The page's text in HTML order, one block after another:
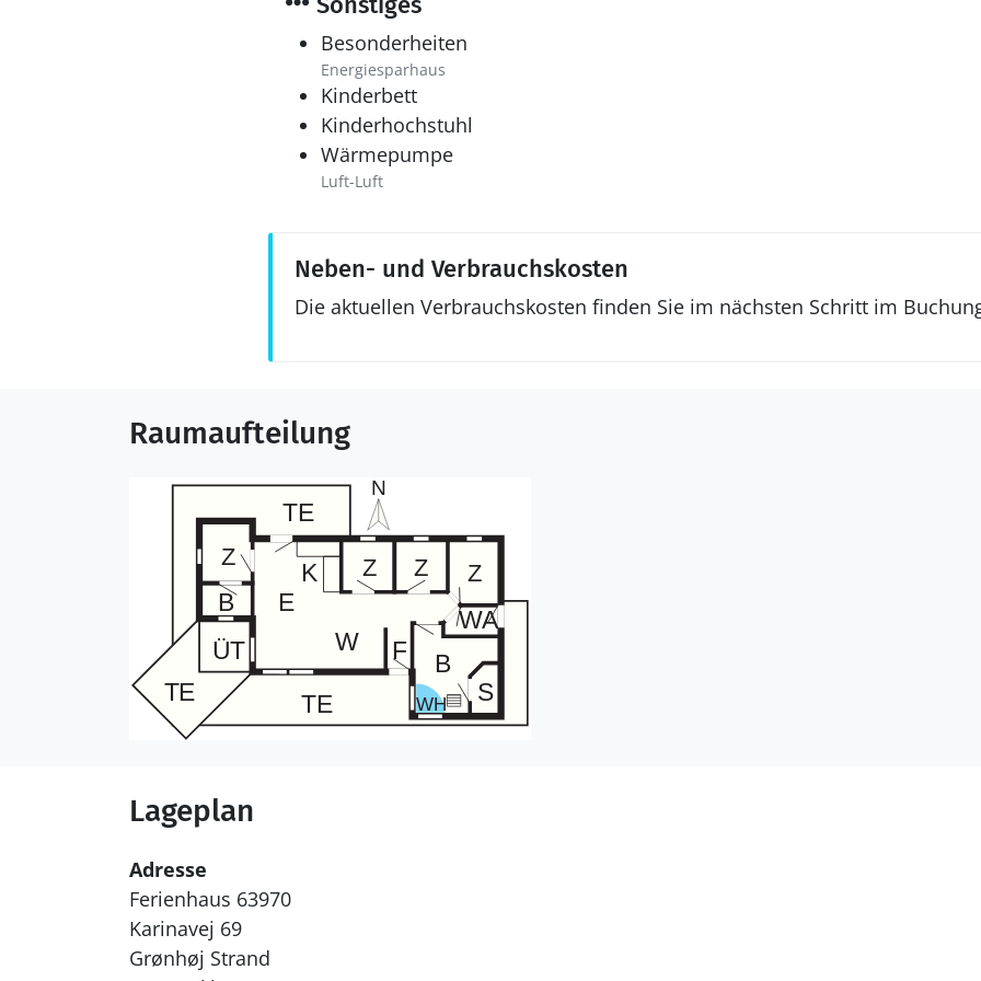
Besonderheiten
Energiesparhaus
Kinderbett
Kinderhochstuhl
Wärmepumpe
Luft-Luft
Neben- und Verbrauchskosten
Die aktuellen Verbrauchskosten finden Sie im nächsten Schritt im
Raumaufteilung
Lageplan
Adresse
Ferienhaus 63970
Karinavej 69
Grønhøj Strand